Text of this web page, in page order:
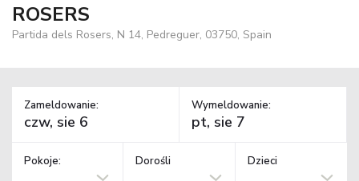
ROSERS
Partida dels Rosers, N 14, Pedreguer, 03750, Spain
Zameldowanie: Wymeldowanie:
Pokoje: Dorośli Dzieci